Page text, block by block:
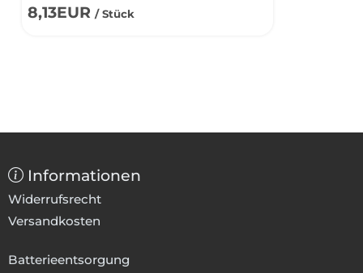
8,13EUR/ Stück
Informationen
Widerrufsrecht
Versandkosten
Batterieentsorgung